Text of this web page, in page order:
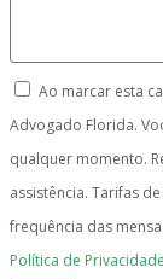
Ao marcar esta
Advogado Florida.
qualquer momento.
assistência. Tarifas
frequência das
Política de Privacidade